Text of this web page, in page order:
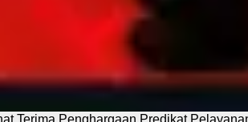
Terima Penghargaan Predikat